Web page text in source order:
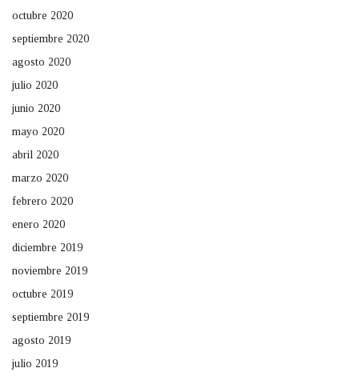
octubre 2020
septiembre 2020
agosto 2020
julio 2020
junio 2020
mayo 2020
abril 2020
marzo 2020
febrero 2020
enero 2020
diciembre 2019
noviembre 2019
octubre 2019
septiembre 2019
agosto 2019
julio 2019